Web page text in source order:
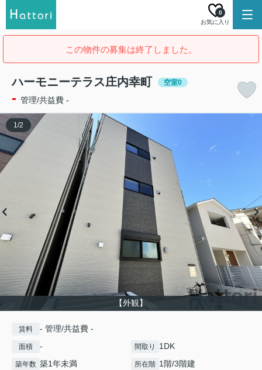
お気に入り
0
この物件の募集は終了しました。
ハーモニーテラス庄内幸町 空室0
- 管理/共益費 -
【外観】
1/2
賃料 - 管理/共益費 -
面積 - 間取り 1DK
築年数 築1年未満 所在階 1階/3階建